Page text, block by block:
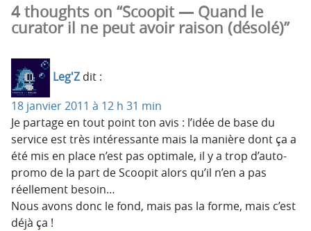
4 thoughts on “Scoopit — Quand le
curator il ne peut avoir raison (désolé)”
Leg'Z dit :
18 janvier 2011 à 12 h 31 min
Je partage en tout point ton avis : l’idée de base du
service est très intéressante mais la manière dont ça a
été mis en place n’est pas optimale, il y a trop d’auto-
promo de la part de Scoopit alors qu’il n’en a pas
réellement besoin…
Nous avons donc le fond, mais pas la forme, mais c’est
déjà ça !